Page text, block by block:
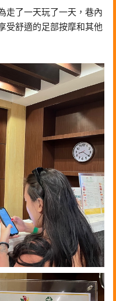
走了一天玩了一天，巷內
受舒適的足部按摩和其他